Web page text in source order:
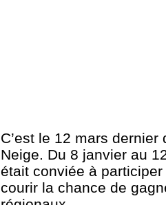
C’est le 12 mars dernier
Neige. Du 8 janvier au
était conviée à
courir la chance de